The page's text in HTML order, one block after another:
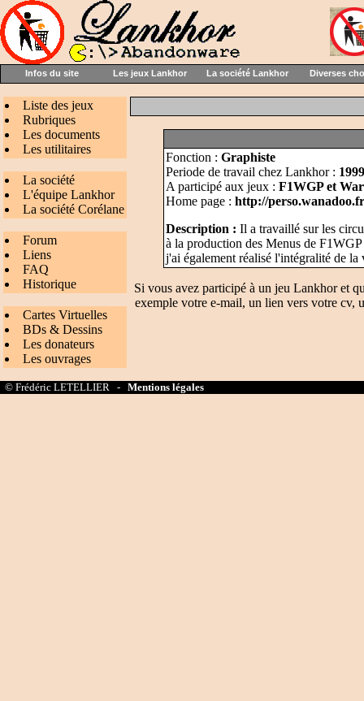
Infos du site Les jeux Lankhor La société Lankhor Diverses
Liste des jeux
Rubriques
Les documents
Les utilitaires
La société
L'équipe Lankhor
La société Corélane
Forum
Liens
FAQ
Historique
Cartes Virtuelles
BDs & Dessins
Les donateurs
Les ouvrages
Fonction : Graphiste
Periode de travail chez Lankhor :
A participé aux jeux : F1WGP et
Home page : http://
Description : Il a travaillé sur les
à la production des Menus de
j'ai également réalisé l'intégralité de la
Si vous avez participé à un jeu Lankhor et
exemple votre e-mail, un lien vers votre cv,
© Frédéric LETELLIER - Mentions légales